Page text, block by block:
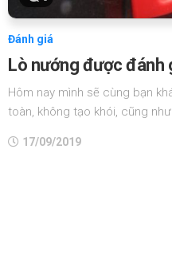
Đánh giá
Lò nướng được đánh
Hôm nay mình sẽ cùng bạn
toàn, không tạo khói, cũng
17/09/2019